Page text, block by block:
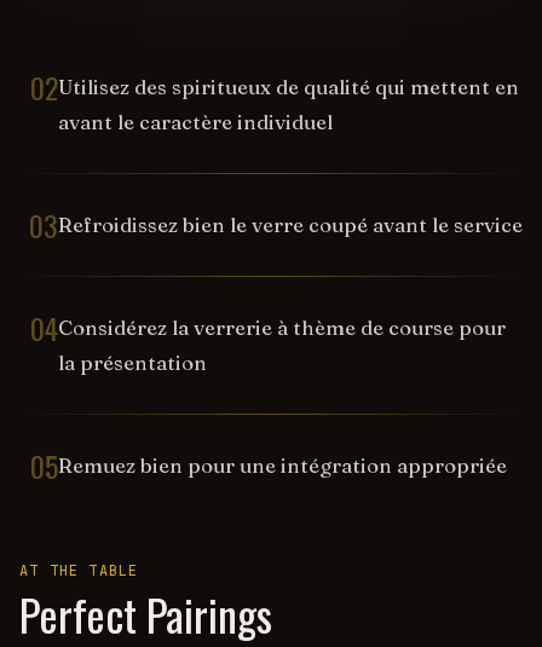
02Utilisez des spiritueux de qualité qui mettent en
avant le caractère individuel
03Refroidissez bien le verre coupé avant le service
04Considérez la verrerie à thème de course pour
la présentation
05Remuez bien pour une intégration appropriée
AT THE TABLE
Perfect Pairings